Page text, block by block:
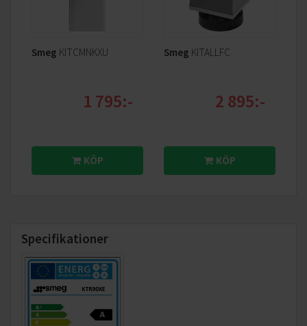
Smeg KITCMNKXU
1 795:-
KÖP
Smeg KITALLFC
2 895:-
KÖP
Specifikationer